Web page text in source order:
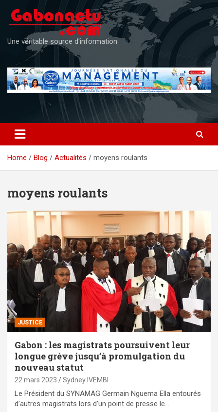
content
Une véritable source d'information
Home Blog Actualités moyens roulants
moyens roulants
JUSTICE
Gabon : les magistrats poursuivent leur
longue grève jusqu’à promulgation du
nouveau statut
22 mars 2023 Sydney IVEMBI
Le Président du SYNAMAG Germain Nguema Ella entourés
d’autres magistrats lors d’un point de presse le…